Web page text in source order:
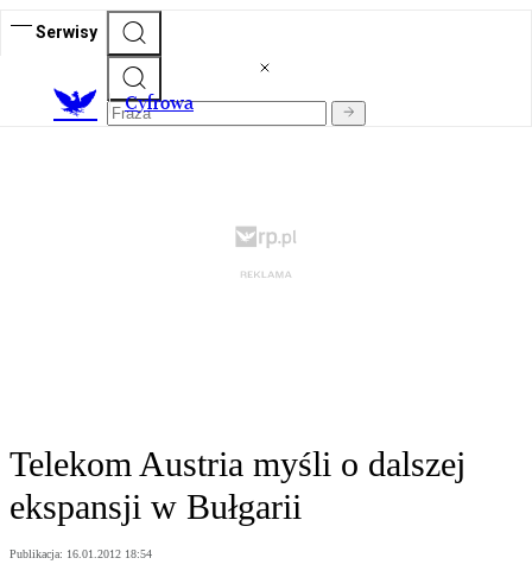
Serwisy
Cyfrowa
Telekom Austria myśli o dalszej
ekspansji w Bułgarii
Publikacja: 16.01.2012 18:54